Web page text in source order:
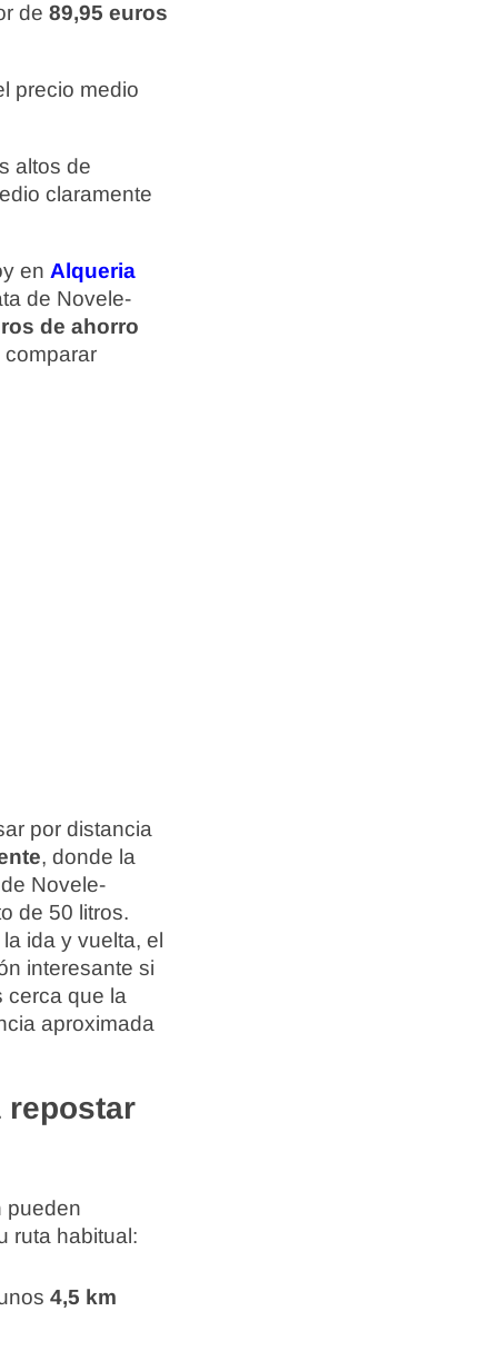
de 89,95 euros
precio medio
altos de
claramente
en Alqueria
de Novele-
de ahorro
comparar
por distancia
, donde la
Novele-
de 50 litros.
ida y vuelta, el
interesante si
cerca que la
aproximada
repostar
pueden
ruta habitual:
4,5 km